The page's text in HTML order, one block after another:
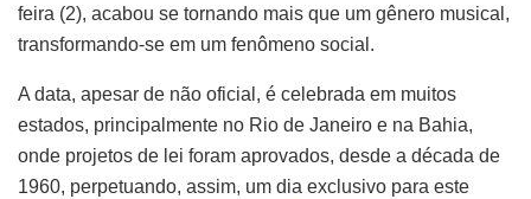
feira (2), acabou se tornando mais que um gênero musical,
transformando-se em um fenômeno social.
A data, apesar de não oficial, é celebrada em muitos
estados, principalmente no Rio de Janeiro e na Bahia,
onde projetos de lei foram aprovados, desde a década de
1960, perpetuando, assim, um dia exclusivo para este